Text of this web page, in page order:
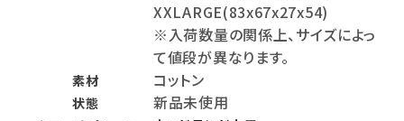
XXLARGE(83x67x27x54)
※入荷数量の関係上、サイズによっ
て値段が異なります。
素材 コットン
状態 新品未使用